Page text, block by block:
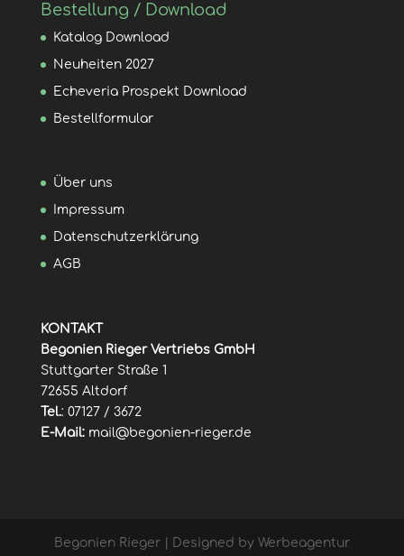
Bestellung / Download
Katalog Download
Neuheiten 2027
Echeveria Prospekt Download
Bestellformular
Über uns
Impressum
Datenschutzerklärung
AGB
KONTAKT
Begonien Rieger Vertriebs GmbH
Stuttgarter Straße 1
72655 Altdorf
Tel.: 07127 / 3672
E-Mail: mail@begonien-rieger.de
Begonien Rieger | Designed by Werbeagentur